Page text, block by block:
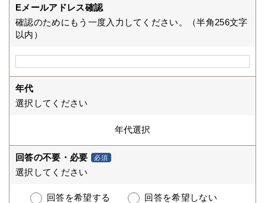
Eメールアドレス確認
確認のためにもう一度入力してください。（半角256文字
以内）
年代
選択してください
回答の不要・必要 必須
選択してください
回答を希望する 回答を希望しない